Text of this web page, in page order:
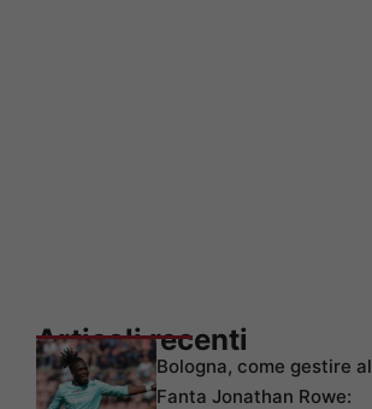
Articoli recenti
Bologna, come gestire al
Fanta Jonathan Rowe: